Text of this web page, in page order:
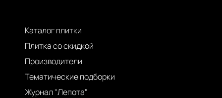
Каталог плитки
Плитка со скидкой
Производители
Тематические подборки
Журнал "Лепота"